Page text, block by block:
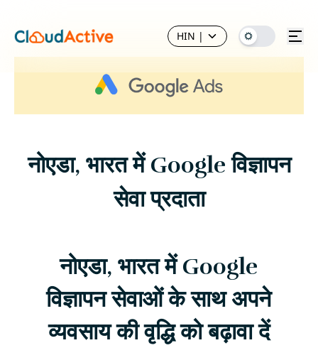
HIN |
नोएडा, भारत में Google विज्ञापन
सेवा प्रदाता
नोएडा, भारत में Google
विज्ञापन सेवाओं के साथ अपने
व्यवसाय की वृद्धि को बढ़ावा दें